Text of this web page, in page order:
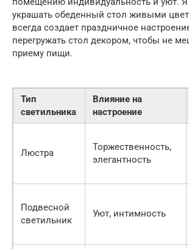
украшать обеденный стол живыми
всегда создает праздничное
перегружать стол декором, чтобы не
приему пищи.
Тип
светильника
Влияние на
настроение
Люстра
Торжественность,
элегантность
Подвесной
светильник
Уют, интимность